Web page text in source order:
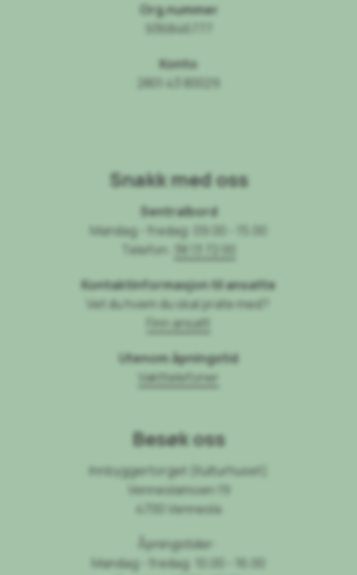
Org.nummer
936846777
Konto
2801 43 80029
Snakk med oss
Sentralbord
Mandag - fredag: 09.00 - 15.00
Telefon:
38 13 72 00
Kontaktinformasjon til ansatte
Vet du hvem du skal prate med?
Finn ansatt
Utenom åpningstid
Vakttelefoner
Besøk oss
Innbyggertorget (Kulturhuset)
Venneslamoen 19
4700 Vennesla
Åpningstider:
Mandag - fredag: 10.00 - 16.00